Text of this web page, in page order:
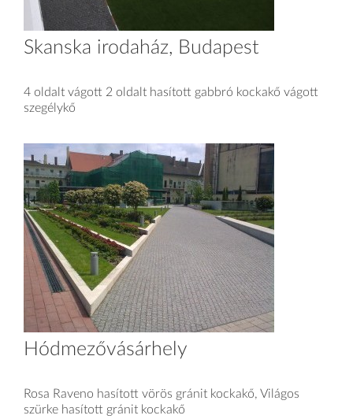
Skanska irodaház, Budapest
4 oldalt vágott 2 oldalt hasított gabbró kockakő vágott
szegélykő
Hódmezővásárhely
Rosa Raveno hasított vörös gránit kockakő, Világos
szürke hasított gránit kockakő